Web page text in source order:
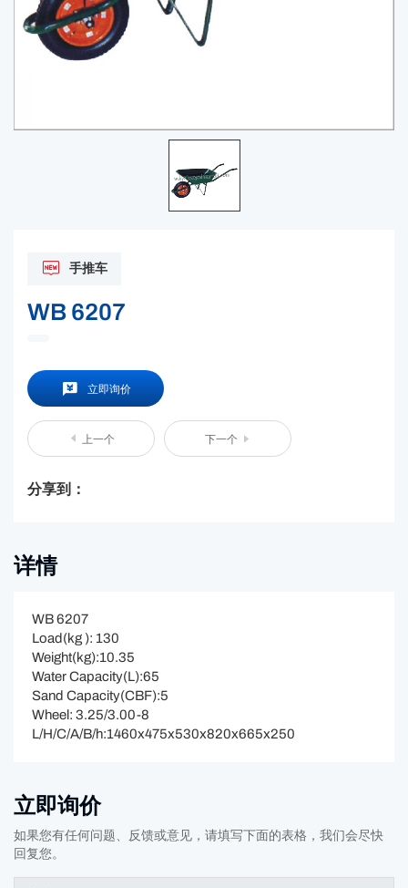
手推车
WB 6207
立即询价
上一个 下一个
分享到：
详情
WB 6207
Load(kg ): 130
Weight(kg):10.35
Water Capacity(L):65
Sand Capacity(CBF):5
Wheel: 3.25/3.00-8
L/H/C/A/B/h:1460x475x530x820x665x250
立即询价
如果您有任何问题、反馈或意见，请填写下面的表格，我们会尽快
回复您。